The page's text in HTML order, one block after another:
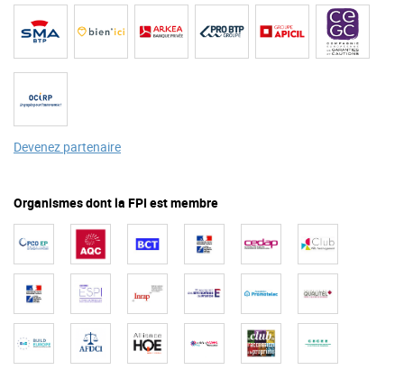
Devenez partenaire
Organismes dont la FPI est membre